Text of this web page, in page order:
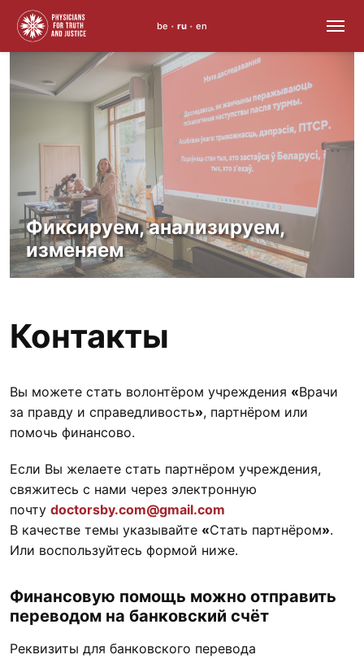
to
content
be • ru • en
Фиксируем, анализируем,
изменяем
Контакты
Вы можете стать волонтёром учреждения «Врачи
за правду и справедливость», партнёром или
помочь финансово.
Если Вы желаете стать партнёром учреждения,
свяжитесь с нами через электронную
почту doctorsby.com@gmail.com
В качестве темы указывайте «Стать партнёром».
Или воспользуйтесь формой ниже.
Финансовую помощь можно отправить
переводом на банковский счёт
Реквизиты для банковского перевода